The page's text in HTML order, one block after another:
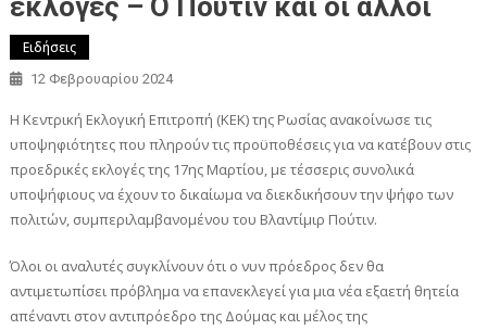
εκλογές – Ο Πούτιν και οι άλλοι
Ειδήσεις
12 Φεβρουαρίου 2024
Η Κεντρική Εκλογική Επιτροπή (ΚΕΚ) της Ρωσίας ανακοίνωσε τις
υποψηφιότητες που πληρούν τις προϋποθέσεις για να κατέβουν στις
προεδρικές εκλογές της 17ης Μαρτίου, με τέσσερις συνολικά
υποψήφιους να έχουν το δικαίωμα να διεκδικήσουν την ψήφο των
πολιτών, συμπεριλαμβανομένου του Βλαντίμιρ Πούτιν.
Όλοι οι αναλυτές συγκλίνουν ότι ο νυν πρόεδρος δεν θα
αντιμετωπίσει πρόβλημα να επανεκλεγεί για μια νέα εξαετή θητεία
απέναντι στον αντιπρόεδρο της Δούμας και μέλος της